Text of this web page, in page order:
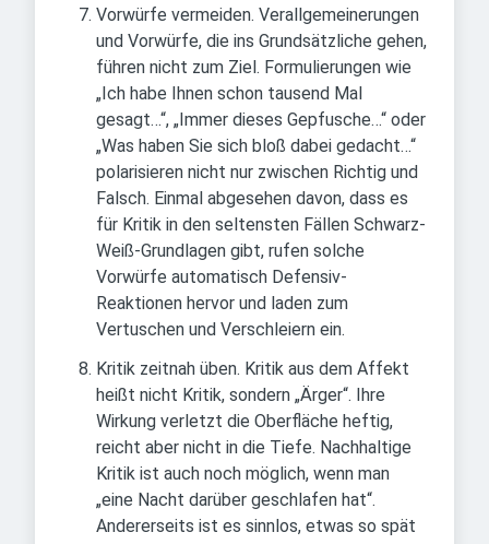
Vorwürfe vermeiden. Verallgemeinerungen
und Vorwürfe, die ins Grundsätzliche gehen,
führen nicht zum Ziel. Formulierungen wie
„Ich habe Ihnen schon tausend Mal
gesagt…“, „Immer dieses Gepfusche…“ oder
„Was haben Sie sich bloß dabei gedacht…“
polarisieren nicht nur zwischen Richtig und
Falsch. Einmal abgesehen davon, dass es
für Kritik in den seltensten Fällen Schwarz-
Weiß-Grundlagen gibt, rufen solche
Vorwürfe automatisch Defensiv-
Reaktionen hervor und laden zum
Vertuschen und Verschleiern ein.
Kritik zeitnah üben. Kritik aus dem Affekt
heißt nicht Kritik, sondern „Ärger“. Ihre
Wirkung verletzt die Oberfläche heftig,
reicht aber nicht in die Tiefe. Nachhaltige
Kritik ist auch noch möglich, wenn man
„eine Nacht darüber geschlafen hat“.
Andererseits ist es sinnlos, etwas so spät